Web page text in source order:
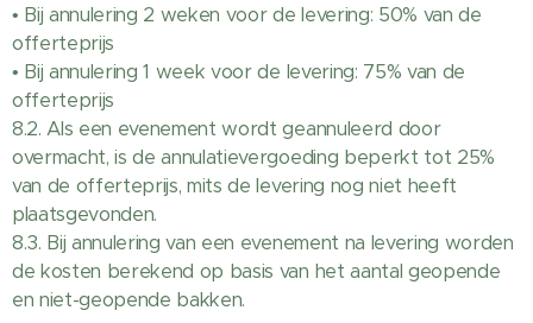
• Bij annulering 2 weken voor de levering: 50% van de
offerteprijs
• Bij annulering 1 week voor de levering: 75% van de
offerteprijs
8.2. Als een evenement wordt geannuleerd door
overmacht, is de annulatievergoeding beperkt tot 25%
van de offerteprijs, mits de levering nog niet heeft
plaatsgevonden.
8.3. Bij annulering van een evenement na levering worden
de kosten berekend op basis van het aantal geopende
en niet-geopende bakken.